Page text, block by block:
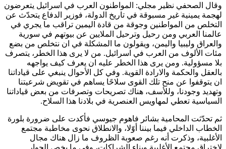
وقال الصحفي نظير مجلي: المواطنون العرب في اسرائيل يتعرضون
لهجمة يمينية غير مسبوقة في تاريخ الدولة، فوزير الدفاع يتحدّث عن
التخلص من المواطنين وجوقة من قادة اليمين تراقب ما يجري في
عالمنا العربي ومن رحيل وترحيل الملايين عن بيوتهم في سورية
والعراق وليبيا واليمن، ويقولون ما المشكلة في ان نتخلص من بضع
مئات الألوف من العرب في اسرائيل. من لا يرى هذا الخطر، يتصرف
بلا مسؤولية. ومن يرى هذا الخطر عليه ان يعرف كيف يواجهه
بالعقل والحكمة والارادة القوية. وفي كل الأحوال ينبغي على قياداتنا
ان يتوقفوا عن منح تلك القوى سلاحًا يساهم في تقويض شرعيتنا
وتهديد وجودنا، وللأسف، هناك تصريحات وتصرفات من بعض قياداتنا
السياسية تعطي لمهاويس العنصرية في بلادنا هذا السلاح.
ثم تحدّثت المحامية بشائر فاهوم جيوسي فأكدت على ضرورة بلورة
الخطاب الداخلي فيما بيننا أوّلا، والانطلاق نحوى مخاطبة مجتمع
الأغلبية، وذكرت أنه رغم صعوبة الظروف ما زال هناك مجال
لاختراق مجتمع الأغلبية وبناء الشراكات، وفي ما يخص الحوار